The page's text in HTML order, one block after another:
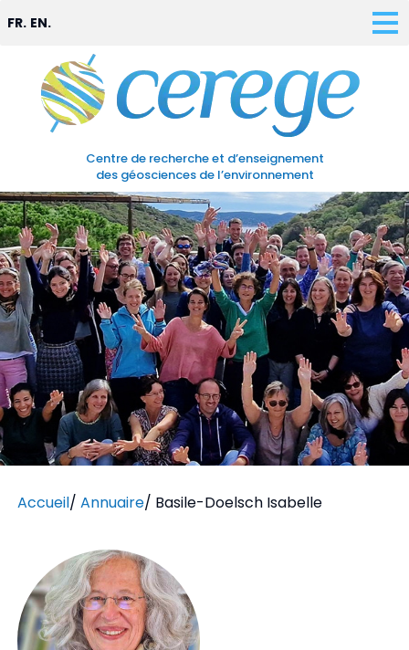
Centre de recherche et d’enseignement
des géosciences de l’environnement
FR. EN.
Accueil/ Annuaire/ Basile-Doelsch Isabelle